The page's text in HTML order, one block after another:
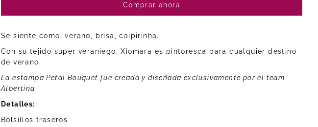
Comprar ahora
Se siente como: verano, brisa, caipirinha...
Con su tejido super veraniego, Xiomara es pintoresca para cualquier destino
de verano.
La estampa Petal Bouquet fue creada y diseñada exclusivamente por el team
Albertina
Detalles:
Bolsillos traseros